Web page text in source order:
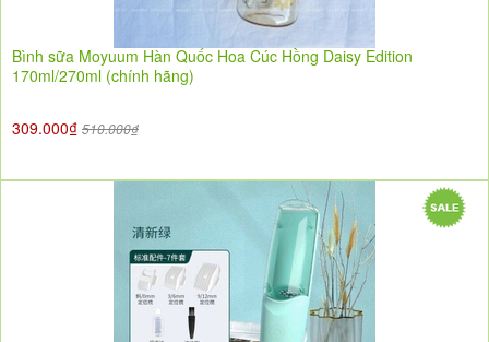
Bình sữa Moyuum Hàn Quốc Hoa Cúc Hồng Daisy Edition
170ml/270ml (chính hãng)
309.000₫ 510.000₫